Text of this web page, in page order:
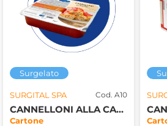
Surgelato
SURGITAL SPA Cod. A10
CANNELLONI ALLA CARNE 3kg
Cartone